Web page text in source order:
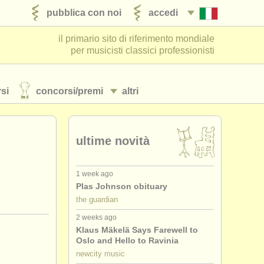
accedi
pubblica con noi
il primario sito di riferimento mondiale
per musicisti classici professionisti
altri
concorsi/premi
ultime novità
1 week ago
Plas Johnson obituary
the guardian
2 weeks ago
Klaus Mäkelä Says Farewell to
Oslo and Hello to Ravinia
newcity music